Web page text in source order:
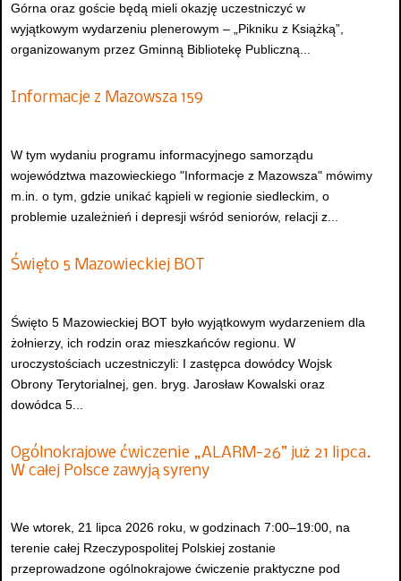
Górna oraz goście będą mieli okazję uczestniczyć w
wyjątkowym wydarzeniu plenerowym – „Pikniku z Książką”,
organizowanym przez Gminną Bibliotekę Publiczną...
Informacje z Mazowsza 159
W tym wydaniu programu informacyjnego samorządu
województwa mazowieckiego "Informacje z Mazowsza" mówimy
m.in. o tym, gdzie unikać kąpieli w regionie siedleckim, o
problemie uzależnień i depresji wśród seniorów, relacji z...
Święto 5 Mazowieckiej BOT
Święto 5 Mazowieckiej BOT było wyjątkowym wydarzeniem dla
żołnierzy, ich rodzin oraz mieszkańców regionu. W
uroczystościach uczestniczyli: I zastępca dowódcy Wojsk
Obrony Terytorialnej, gen. bryg. Jarosław Kowalski oraz
dowódca 5...
Ogólnokrajowe ćwiczenie „ALARM-26” już 21 lipca.
W całej Polsce zawyją syreny
We wtorek, 21 lipca 2026 roku, w godzinach 7:00–19:00, na
terenie całej Rzeczypospolitej Polskiej zostanie
przeprowadzone ogólnokrajowe ćwiczenie praktyczne pod